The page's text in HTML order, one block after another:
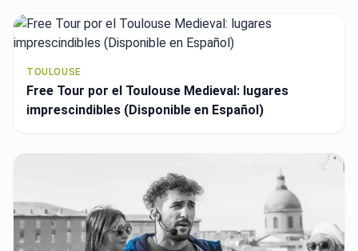
TOULOUSE
Free Tour por el Toulouse Medieval: lugares
imprescindibles (Disponible en Español)